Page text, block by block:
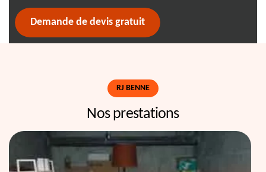
Demande de devis gratuit
RJ BENNE
Nos prestations